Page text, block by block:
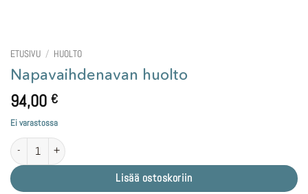
ETUSIVU / HUOLTO
Napavaihdenavan huolto
94,00 €
Ei varastossa
Napavaihdenavan huolto määrä
Lisää ostoskoriin